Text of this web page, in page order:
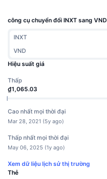
công cụ chuyển đổi INXT sang VND
INXT
VND
Hiệu suất giá
Thấp
₫1,065.03
Cao nhất mọi thời đại
Mar 28, 2021 (5y ago)
Thấp nhất mọi thời đại
May 06, 2025 (1y ago)
Xem dữ liệu lịch sử thị trường
Thẻ